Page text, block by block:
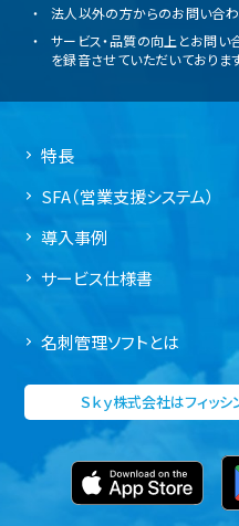
法人以外の方からのお問い合わ
サービス・品質の向上とお問
を録音させていただいております
特長
SFA（営業支援システム）
導入事例
サービス仕様書
名刺管理ソフトとは
Ｓｋｙ株式会社はフィッ